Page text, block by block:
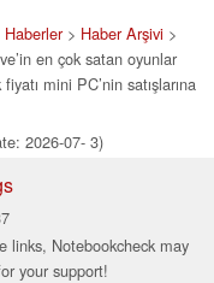
Haberler> Haber Arşivi >
en çok satan oyunlar
mini PC’nin satışlarına
2026-07- 3)
links, Notebookcheck may
your support!